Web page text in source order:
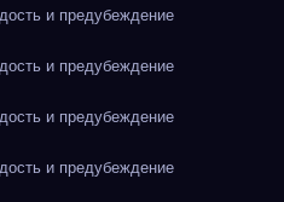
и предубеждение
и предубеждение
и предубеждение
и предубеждение